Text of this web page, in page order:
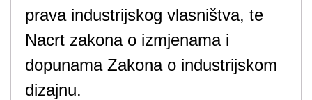
prava industrijskog vlasništva, te
Nacrt zakona o izmjenama i
dopunama Zakona o industrijskom
dizajnu.